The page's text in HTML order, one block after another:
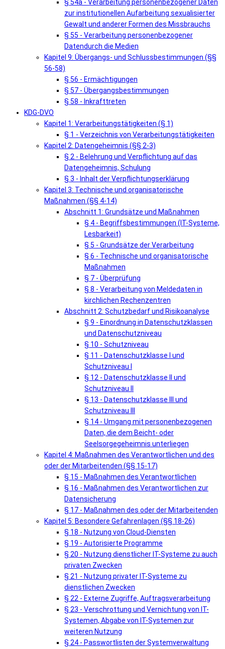
§ 54a - Verarbeitung personenbezogener Daten
zur institutionellen Aufarbeitung sexualisierter
Gewalt und anderer Formen des Missbrauchs
§ 55 - Verarbeitung personenbezogener
Datendurch die Medien
Kapitel 9: Übergangs- und Schlussbestimmungen (§§
56-58)
§ 56 - Ermächtigungen
§ 57 - Übergangsbestimmungen
§ 58 - Inkrafttreten
KDG-DVO
Kapitel 1: Verarbeitungstätigkeiten (§ 1)
§ 1 - Verzeichnis von Verarbeitungstätigkeiten
Kapitel 2: Datengeheimnis (§§ 2-3)
§ 2 - Belehrung und Verpflichtung auf das
Datengeheimnis, Schulung
§ 3 - Inhalt der Verpflichtungserklärung
Kapitel 3: Technische und organisatorische
Maßnahmen (§§ 4-14)
Abschnitt 1: Grundsätze und Maßnahmen
§ 4 - Begriffsbestimmungen (IT-Systeme,
Lesbarkeit)
§ 5 - Grundsätze der Verarbeitung
§ 6 - Technische und organisatorische
Maßnahmen
§ 7 - Überprüfung
§ 8 - Verarbeitung von Meldedaten in
kirchlichen Rechenzentren
Abschnitt 2: Schutzbedarf und Risikoanalyse
§ 9 - Einordnung in Datenschutzklassen
und Datenschutzniveau
§ 10 - Schutzniveau
§ 11 - Datenschutzklasse I und
Schutzniveau I
§ 12 - Datenschutzklasse II und
Schutzniveau II
§ 13 - Datenschutzklasse III und
Schutzniveau III
§ 14 - Umgang mit personenbezogenen
Daten, die dem Beicht- oder
Seelsorgegeheimnis unterliegen
Kapitel 4: Maßnahmen des Verantwortlichen und des
oder der Mitarbeitenden (§§ 15-17)
§ 15 - Maßnahmen des Verantwortlichen
§ 16 - Maßnahmen des Verantwortlichen zur
Datensicherung
§ 17 - Maßnahmen des oder der Mitarbeitenden
Kapitel 5: Besondere Gefahrenlagen (§§ 18-26)
§ 18 - Nutzung von Cloud-Diensten
§ 19 - Autorisierte Programme
§ 20 - Nutzung dienstlicher IT-Systeme zu auch
privaten Zwecken
§ 21 - Nutzung privater IT-Systeme zu
dienstlichen Zwecken
§ 22 - Externe Zugriffe, Auftragsverarbeitung
§ 23 - Verschrottung und Vernichtung von IT-
Systemen, Abgabe von IT-Systemen zur
weiteren Nutzung
§ 24 - Passwortlisten der Systemverwaltung